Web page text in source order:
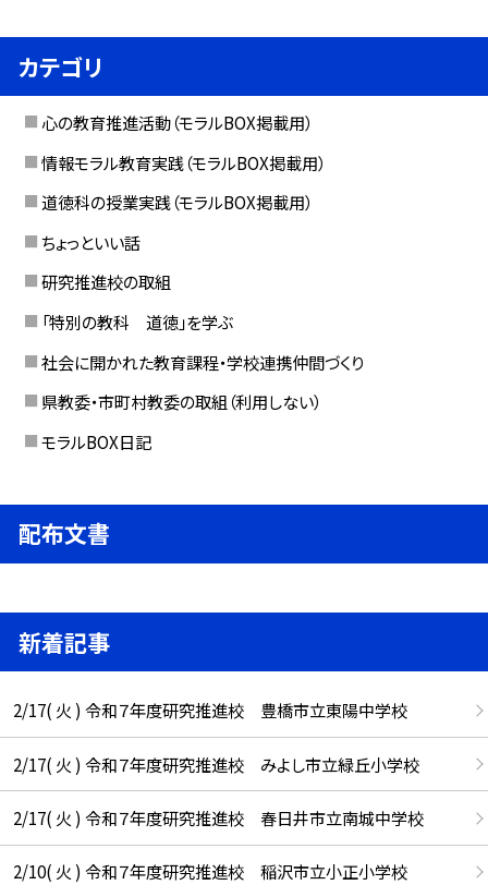
カテゴリ
心の教育推進活動（モラルBOX掲載用）
情報モラル教育実践（モラルBOX掲載用）
道徳科の授業実践（モラルBOX掲載用）
ちょっといい話
研究推進校の取組
「特別の教科 道徳」を学ぶ
社会に開かれた教育課程・学校連携仲間づくり
県教委・市町村教委の取組（利用しない）
モラルBOX日記
配布文書
新着記事
2/17( 火 ) 令和７年度研究推進校 豊橋市立東陽中学校
2/17( 火 ) 令和７年度研究推進校 みよし市立緑丘小学校
2/17( 火 ) 令和７年度研究推進校 春日井市立南城中学校
2/10( 火 ) 令和７年度研究推進校 稲沢市立小正小学校